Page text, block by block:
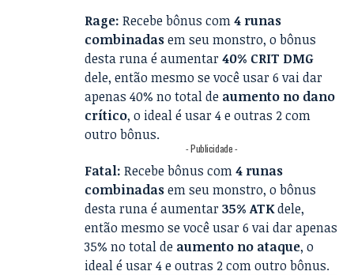
Rage: Recebe bônus com4 runas
combinadasem seu monstro, o bônus
desta runa é aumentar40% CRIT DMG
dele, então mesmo se você usar 6 vai dar
apenas 40% no total de aumento no dano
crítico, o ideal é usar 4 e outras 2 com
outro bônus.
- Publicidade -
Fatal: Recebe bônus com4 runas
combinadasem seu monstro, o bônus
desta runa é aumentar35% ATKdele,
então mesmo se você usar 6 vai dar apenas
35% no total de aumento no ataque, o
ideal é usar 4 e outras 2 com outro bônus.